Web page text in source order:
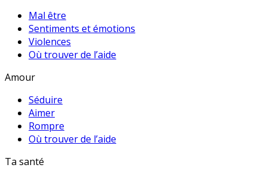
Mal être
Sentiments et émotions
Violences
Où trouver de l’aide
Amour
Séduire
Aimer
Rompre
Où trouver de l’aide
Ta santé